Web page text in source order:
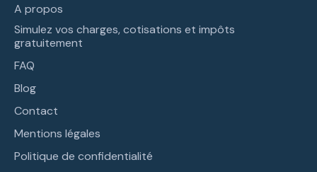
A propos
Simulez vos charges, cotisations et impôts
gratuitement
FAQ
Blog
Contact
Mentions légales
Politique de confidentialité